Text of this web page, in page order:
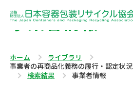
事業者情報
ホーム
ライブラリ
事業者の再商品化義務の履行・認定状況
検索結果
事業者情報